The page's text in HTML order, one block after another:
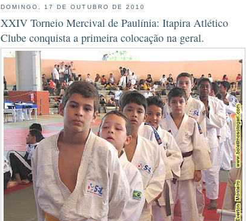
DOMINGO, 17 DE OUTUBRO DE 2010
XXIV Torneio Mercival de Paulínia: Itapira Atlético
Clube conquista a primeira colocação na geral.